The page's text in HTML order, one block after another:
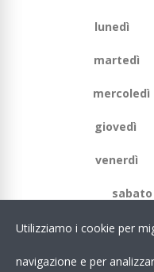
lunedì
martedì
mercoledì
giovedì
venerdì
sabato
Chatta
Utilizziamo i cookie per
navigazione e per